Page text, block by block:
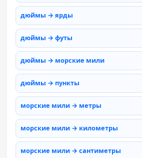
дюймы → ярды
дюймы → футы
дюймы → морские мили
дюймы → пункты
морские мили → метры
морские мили → километры
морские мили → сантиметры